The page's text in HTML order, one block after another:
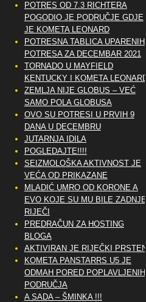
POTRES OD 7.3 RICHTERA
POGODIO JE PODRUČJE GDJE
JE KOMETA LEONARD
POTRESNA TABLICA UPARENIH
POTRESA ZA DECEMBAR 2021
TORNADO U MAYFIELD
KENTUCKY I KOMETA LEONARD
ZEMLJA NIJE GLOBUS – VEĆ
SAMO POLA GLOBUSA
OVO SU POTRESI U PRVIH 9
DANA U DECEMBRU
JUTARNJA IDILA
POGLEDAJTE!!!!
SEIZMOLOŠKA AKTIVNOST JE
VEĆA OD PRIKAZANE
MLADIĆ UMRO OD KORONE A
EVO KOJE SU MU BILE ZADNJE
RIJEČI
PREDRAČUN ZA HOSTING
BLOGA
AKTIVIRAN JE RIJEČKI PRSTEN
KOMETA PANSTARRS U5 JE
ODMAH PORED POPLAVLJENIH
PODRUČJA
A SADA – ŠMINKA !!!